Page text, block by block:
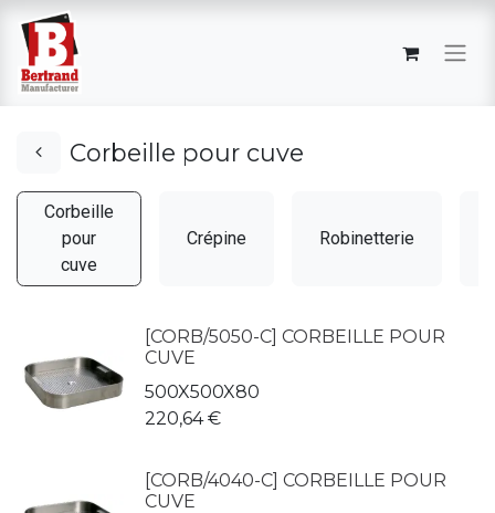
Corbeille pour cuve
Corbeille
pour
cuve
Crépine Robinetterie
[CORB/5050-C] CORBEILLE POUR
CUVE
500X500X80
220,64€
[CORB/4040-C] CORBEILLE POUR
CUVE